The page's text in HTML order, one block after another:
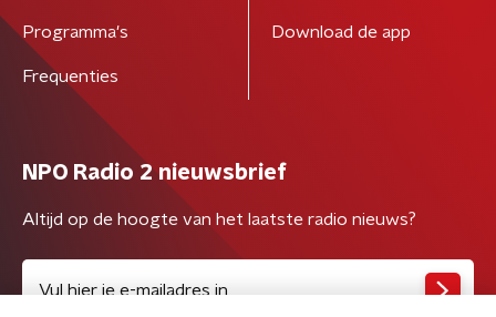
Programma's
Frequenties
Download de app
NPO Radio 2 nieuwsbrief
Altijd op de hoogte van het laatste radio nieuws?